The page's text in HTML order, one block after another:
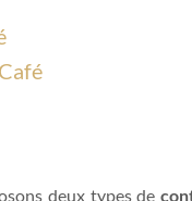
deux types de